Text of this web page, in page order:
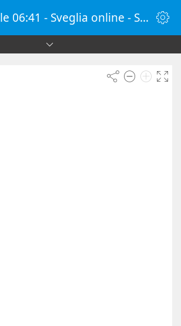
Sveglia alle 06:41 - Sveglia online - SvegliaOnline.it